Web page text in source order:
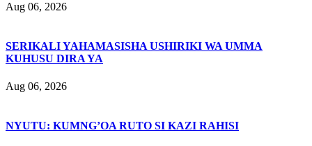
Aug 06, 2026
SERIKALI YAHAMASISHA USHIRIKI WA UMMA
KUHUSU DIRA YA
Aug 06, 2026
NYUTU: KUMNG’OA RUTO SI KAZI RAHISI